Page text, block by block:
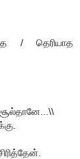
/ தெரியாத